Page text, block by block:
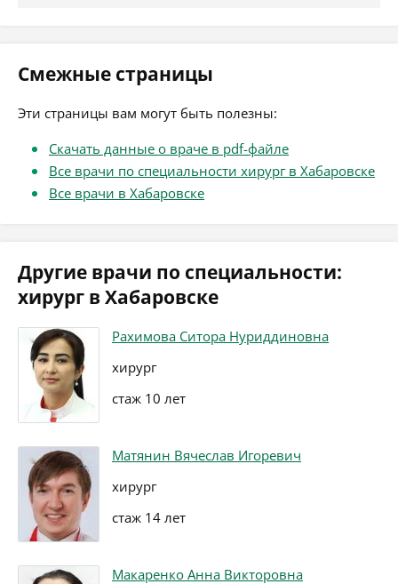
Смежные страницы
Эти страницы вам могут быть полезны:
Скачать данные о враче в pdf-файле
Все врачи по специальности хирург в Хабаровске
Все врачи в Хабаровске
Другие врачи по специальности:
хирург в Хабаровске
Рахимова Ситора Нуриддиновна
хирург
стаж 10 лет
Матянин Вячеслав Игоревич
хирург
стаж 14 лет
Макаренко Анна Викторовна